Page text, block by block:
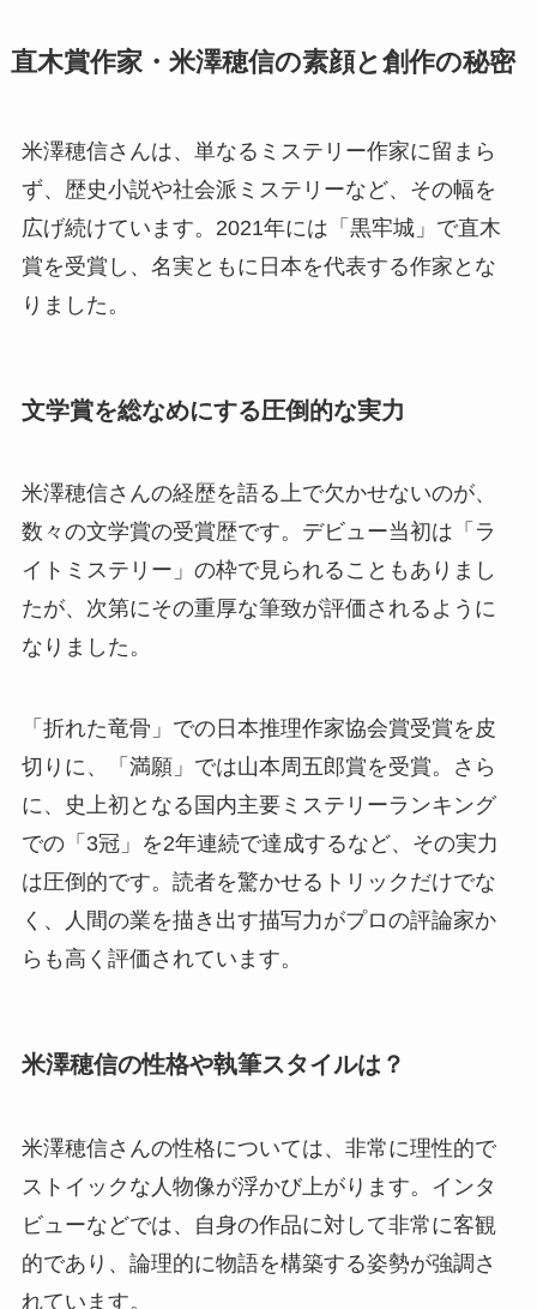
直木賞作家・米澤穂信の素顔と創作の秘密
米澤穂信さんは、単なるミステリー作家に留まら
ず、歴史小説や社会派ミステリーなど、その幅を
広げ続けています。2021年には「黒牢城」で直木
賞を受賞し、名実ともに日本を代表する作家とな
りました。
文学賞を総なめにする圧倒的な実力
米澤穂信さんの経歴を語る上で欠かせないのが、
数々の文学賞の受賞歴です。デビュー当初は「ラ
イトミステリー」の枠で見られることもありまし
たが、次第にその重厚な筆致が評価されるように
なりました。
「折れた竜骨」での日本推理作家協会賞受賞を皮
切りに、「満願」では山本周五郎賞を受賞。さら
に、史上初となる国内主要ミステリーランキング
での「3冠」を2年連続で達成するなど、その実力
は圧倒的です。読者を驚かせるトリックだけでな
く、人間の業を描き出す描写力がプロの評論家か
らも高く評価されています。
米澤穂信の性格や執筆スタイルは？
米澤穂信さんの性格については、非常に理性的で
ストイックな人物像が浮かび上がります。インタ
ビューなどでは、自身の作品に対して非常に客観
的であり、論理的に物語を構築する姿勢が強調さ
れています。